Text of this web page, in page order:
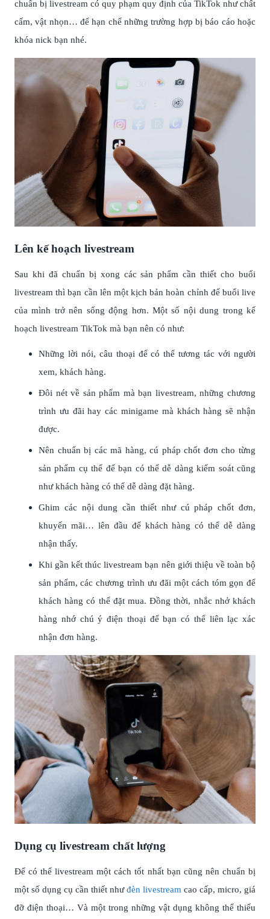
chuẩn bị livestream có quy phạm quy định của TikTok như chất
cấm, vật nhọn… để hạn chế những trường hợp bị báo cáo hoặc
khóa nick bạn nhé.
Lên kế hoạch livestream
Sau khi đã chuẩn bị xong các sản phẩm cần thiết cho buổi
livestream thì bạn cần lên một kịch bản hoàn chỉnh để buổi live
của mình trở nên sống động hơn. Một số nội dung trong kế
hoạch livestream TikTok mà bạn nên có như:
Những lời nói, câu thoại để có thể tương tác với người
xem, khách hàng.
Đôi nét về sản phẩm mà bạn livestream, những chương
trình ưu đãi hay các minigame mà khách hàng sẽ nhận
được.
Nên chuẩn bị các mã hàng, cú pháp chốt đơn cho từng
sản phẩm cụ thể để bạn có thể dễ dàng kiểm soát cũng
như khách hàng có thể dễ dàng đặt hàng.
Ghim các nội dung cần thiết như cú pháp chốt đơn,
khuyến mãi… lên đầu để khách hàng có thể dễ dàng
nhận thấy.
Khi gần kết thúc livestream bạn nên giới thiệu về toàn bộ
sản phẩm, các chương trình ưu đãi một cách tóm gọn để
khách hàng có thể đặt mua. Đồng thời, nhắc nhở khách
hàng nhớ chú ý điện thoại để bạn có thể liên lạc xác
nhận đơn hàng.
Dụng cụ livestream chất lượng
Để có thể livestream một cách tốt nhất bạn cũng nên chuẩn bị
một số dụng cụ cần thiết nhưđèn livestream cao cấp, micro, giá
đỡ điện thoại… Và một trong những vật dụng không thể thiếu